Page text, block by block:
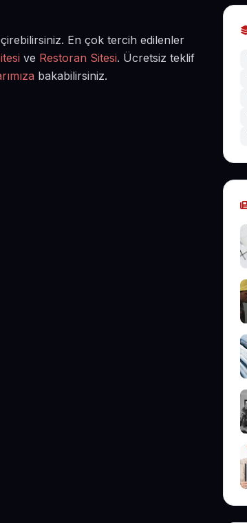
En çok tercih edilenler
ve Restoran Sitesi. Ücretsiz teklif
bakabilirsiniz.